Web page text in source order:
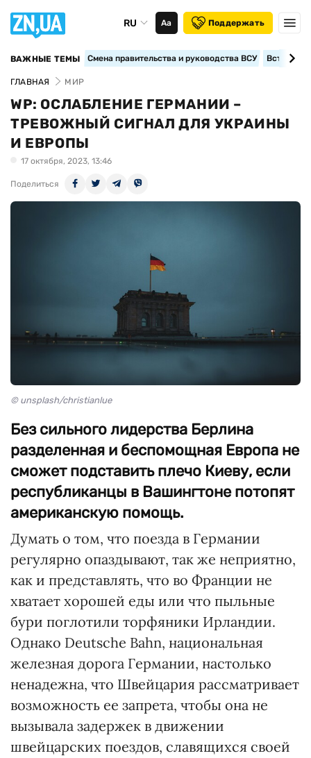
RU Аа Поддержать
ВАЖНЫЕ ТЕМЫ Смена правительства и руководства ВСУ
ГЛАВНАЯ МИР
WP: ОСЛАБЛЕНИЕ ГЕРМАНИИ –
ТРЕВОЖНЫЙ СИГНАЛ ДЛЯ УКРАИНЫ
И ЕВРОПЫ
17 октября, 2023, 13:46
Поделиться
© unsplash/christianlue
Без сильного лидерства Берлина
разделенная и беспомощная Европа не
сможет подставить плечо Киеву, если
республиканцы в Вашингтоне потопят
американскую помощь.
Думать о том, что поезда в Германии
регулярно опаздывают, так же неприятно,
как и представлять, что во Франции не
хватает хорошей еды или что пыльные
бури поглотили торфяники Ирландии.
Однако Deutsche Bahn, национальная
железная дорога Германии, настолько
ненадежна, что Швейцария рассматривает
возможность ее запрета, чтобы она не
вызывала задержек в движении
швейцарских поездов, славящихся своей